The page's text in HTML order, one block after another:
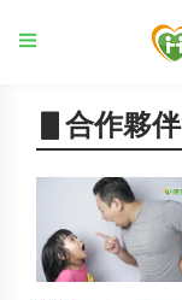
▋合作夥伴